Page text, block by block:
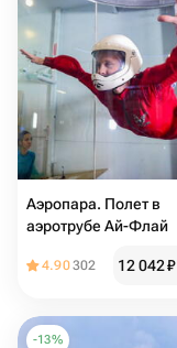
Аэропара. Полет в
аэротрубе Ай-Флай
4.90302 12 042₽
-13%